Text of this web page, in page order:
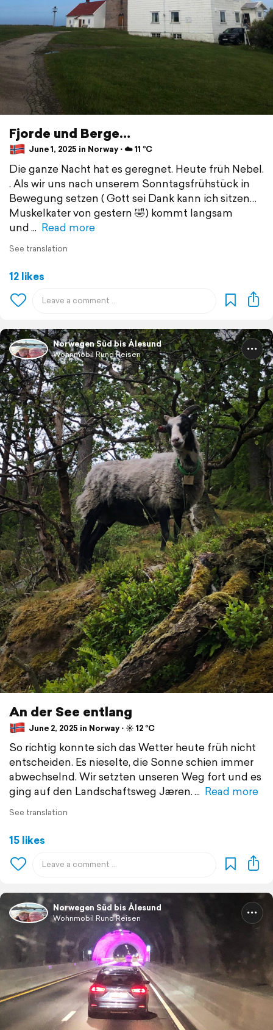
Fjorde und Berge…
June 1, 2025 in Norway ⋅ ☁️ 11 °C
Die ganze Nacht hat es geregnet. Heute früh Nebel.
. Als wir uns nach unserem Sonntagsfrühstück in
Bewegung setzen ( Gott sei Dank kann ich sitzen…
Muskelkater von gestern 🤣) kommt langsam
und
Read more
See translation
12 likes
Norwegen Süd bis Ålesund
Wohnmobil Rund Reisen
An der See entlang
June 2, 2025 in Norway ⋅ ☀️ 12 °C
So richtig konnte sich das Wetter heute früh nicht
entscheiden. Es nieselte, die Sonne schien immer
abwechselnd. Wir setzten unseren Weg fort und es
ging auf den Landschaftsweg Jæren.
Read more
See translation
15 likes
Norwegen Süd bis Ålesund
Wohnmobil Rund Reisen